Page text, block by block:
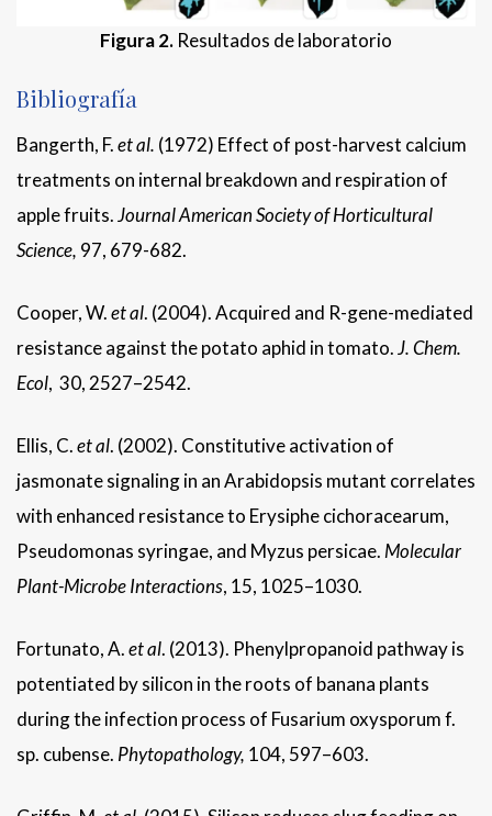
Figura 2. Resultados de laboratorio
Bibliografía
Bangerth, F.et al. (1972) Effect of post-harvest calcium
treatments on internal breakdown and respiration of
apple fruits.Journal American Society of Horticultural
Science, 97, 679-682.
Cooper, W.et al. (2004). Acquired and R-gene-mediated
resistance against the potato aphid in tomato.J. Chem.
Ecol, 30, 2527–2542.
Ellis, C.et al. (2002). Constitutive activation of
jasmonate signaling in an Arabidopsis mutant correlates
with enhanced resistance to Erysiphe cichoracearum,
Pseudomonas syringae, and Myzus persicae. Molecular
Plant-Microbe Interactions, 15, 1025–1030.
Fortunato, A.et al. (2013). Phenylpropanoid pathway is
potentiated by silicon in the roots of banana plants
during the infection process of Fusarium oxysporum f.
sp. cubense. Phytopathology, 104, 597–603.